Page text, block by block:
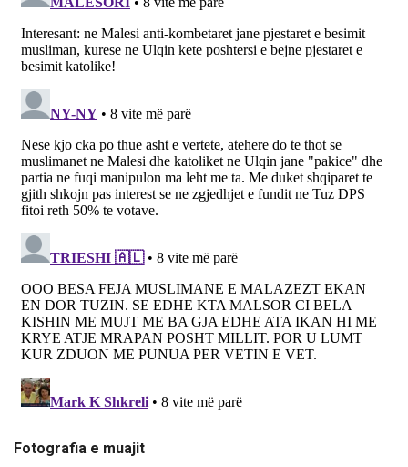
Fotografia e muajit